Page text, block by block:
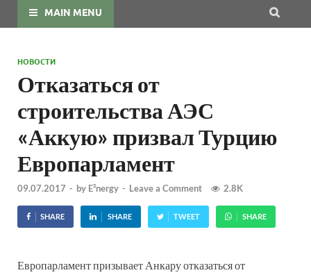
MAIN MENU
НОВОСТИ
Отказаться от
строительства АЭС
«Аккую» призвал Турцию
Европарламент
09.07.2017 - by E²nergy - Leave a Comment 2.8K
SHARE SHARE TWEET SHARE
Европарламент призывает Анкару отказаться от